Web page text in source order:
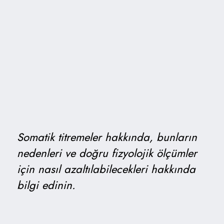
Somatik titremeler hakkında, bunların
nedenleri ve doğru fizyolojik ölçümler
için nasıl azaltılabilecekleri hakkında
bilgi edinin.